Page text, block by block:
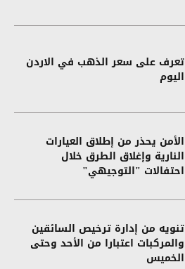
تعرف على سعر الذهب في الاردن
اليوم
الأمن يحذر من إطلاق العيارات
النارية وإغلاق الطرق خلال
احتفالات "التوجيهي"
تنويه من إدارة ترخيص السائقين
والمركبات اعتبارا من الأحد وحتى
الخميس